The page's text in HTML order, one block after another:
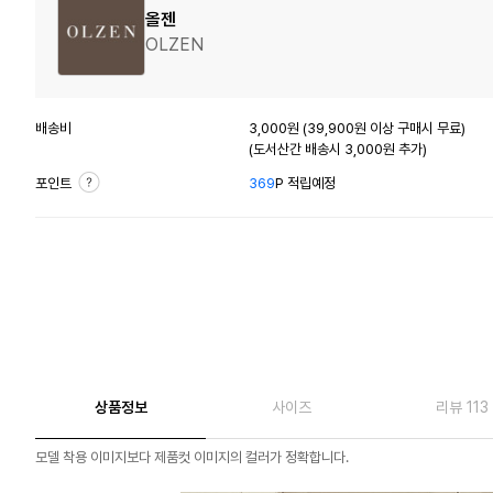
올젠
OLZEN
배송비
3,000원 (39,900원 이상 구매시 무료)
(도서산간 배송시 3,000원 추가)
포인트 369P 적립예정
상품정보 사이즈 리뷰 113
모델 착용 이미지보다 제품컷 이미지의 컬러가 정확합니다.